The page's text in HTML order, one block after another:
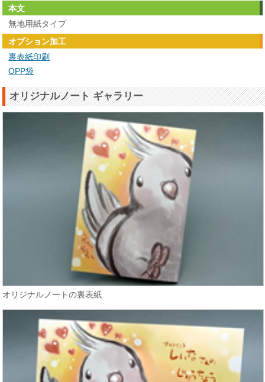
本文
無地用紙タイプ
オプション加工
裏表紙印刷
OPP袋
オリジナルノート ギャラリー
オリジナルノートの裏表紙